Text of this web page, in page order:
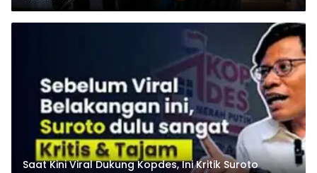
Saat Kini Viral Dukung Kopdes, Ini Kritik Suroto